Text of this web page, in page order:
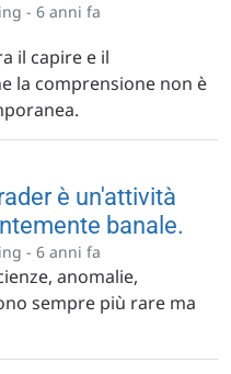
- 6 anni fa
il capire e il
la comprensione non è
è un'attività
banale.
- 6 anni fa
anomalie,
sempre più rare ma